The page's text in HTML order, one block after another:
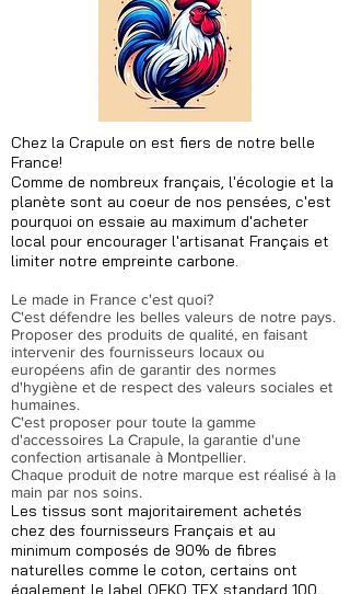
Chez la Crapule on est fiers de notre belle
France!
Comme de nombreux français, l'écologie et la
planète sont au coeur de nos pensées, c'est
pourquoi on essaie au maximum d'acheter
local pour encourager l'artisanat Français et
limiter notre empreinte carbone.​
Le made in France c'est quoi?
C'est défendre les belles valeurs de notre pays.
Proposer des produits de qualité, en faisant
intervenir des fournisseurs locaux ou
européens afin de garantir des normes
d'hygiène et de respect des valeurs sociales et
humaines.
C'est proposer pour toute la gamme
d'accessoires La Crapule, la garantie d'une
confection artisanale à Montpellier.
Chaque produit de notre marque est réalisé à la
main par nos soins.
Les tissus sont majoritairement achetés
chez des fournisseurs Français et au
minimum composés de 90% de fibres
naturelles comme le coton, certains ont